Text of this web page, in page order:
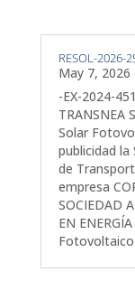
RESOL-2026-
May 7, 2026
-EX-2024-
TRANSNEA
Solar
publicidad la
de
empresa
SOCIEDAD
EN
Fotovoltaico